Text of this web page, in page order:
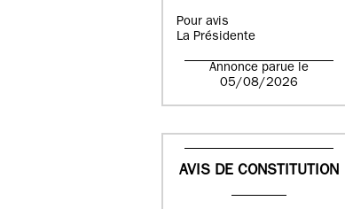
Pour avis
La Présidente
Annonce parue le
05/08/2026
AVIS DE CONSTITUTION